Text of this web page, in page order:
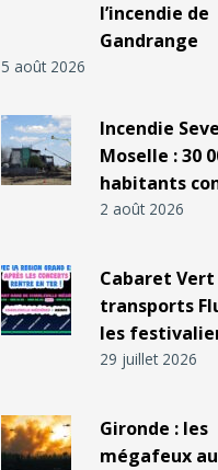
l’incendie de
Gandrange
5 août 2026
Incendie
Moselle : 30
habitants
2 août 2026
Cabaret Vert
transports
les
29 juillet 2026
Gironde : les
mégafeux